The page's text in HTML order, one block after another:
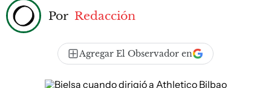
Por Redacción
Agregar El Observador en